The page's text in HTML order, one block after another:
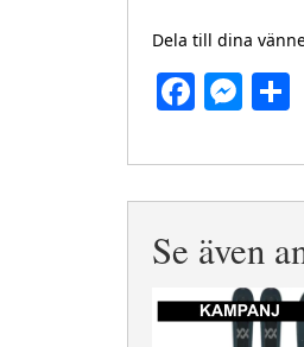
Dela till dina
Se även